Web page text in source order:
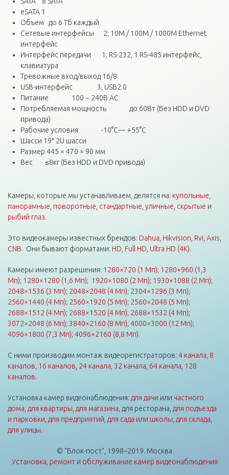
eSATA 1
Объем до 6 Тб каждый
Сетевые интерфейсы 2; 10M / 100M / 1000М Ethernet
интерфейс
Интерфейс передачи 1; RS-232, 1 RS-485 интерфейс,
клавиатура
Тревожные вход/выход 16/8
USB-интерфейс 3, USB2.0
Питание 100 ~ 240В AC
Потребляемая мощность до 60Вт (Без HDD и DVD
привода)
Рабочие условия -10°C— +55°C
Шасси 19″ 2U шасси
Размер 445 × 470 × 90 мм
Вес ≤8кг (Без HDD и DVD привода)
Камеры, которые мы устанавливаем, делятся на: купольные
панорамные поворотные стандартные уличные скрытые и
рыбий глаз.
Это видеокамеры известных брендов: Dahua Hikvision Rvi Axis
CNB. Они бывают форматами: HD Full HD Ultra HD (4K).
Камеры имеют разрешения: 1280×720 (1 Мп); 1280×960 (1,3
Мп); 1280×1280 (1,6 Мп); 1920×1080 (2 Мп); 1930×1088 (2 Мп);
2048×1536 (3 Мп); 2048×2048 (4 Мп); 2304×1296 (3 Мп);
2560×1440 (4 Мп); 2560×1920 (5 Мп); 2560×2048 (5 Мп);
2688×1512 (4 Мп); 2688×1520 (4 Мп); 2688×1532 (4 Мп);
3072×2048 (6 Мп); 3840×2160 (8 Мп); 4000×3000 (12 Мп);
4096×1800 (7,3 Мп); 4096×2160 (8,8 Мп).
С ними производим монтаж видеорегистраторов: 4 канала 8
каналов 16 каналов 24 канала 32 канала 64 канала 128
каналов.
Установка камер видеонаблюдения: для дачи или частного
дома для квартиры для магазина , для ресторана, для подъезда
и парковки для предприятий для сада или школы для склада
для улицы.
© "Блок-пост", 1998–2019. Москва
Установка, ремонт и обслуживание камер видеонаблюдения